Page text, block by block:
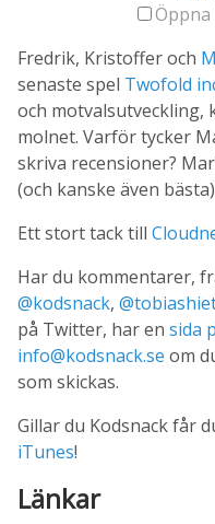
Fredrik, Kristoffer och
senaste spel Twofold
och motvalsutveckling,
molnet. Varför tycker
skriva recensioner?
(och kanske även
Ett stort tack till
Har du kommentarer,
@kodsnack,
på Twitter, har en sida
info@kodsnack.se om
som skickas.
Gillar du Kodsnack får
iTunes!
Länkar